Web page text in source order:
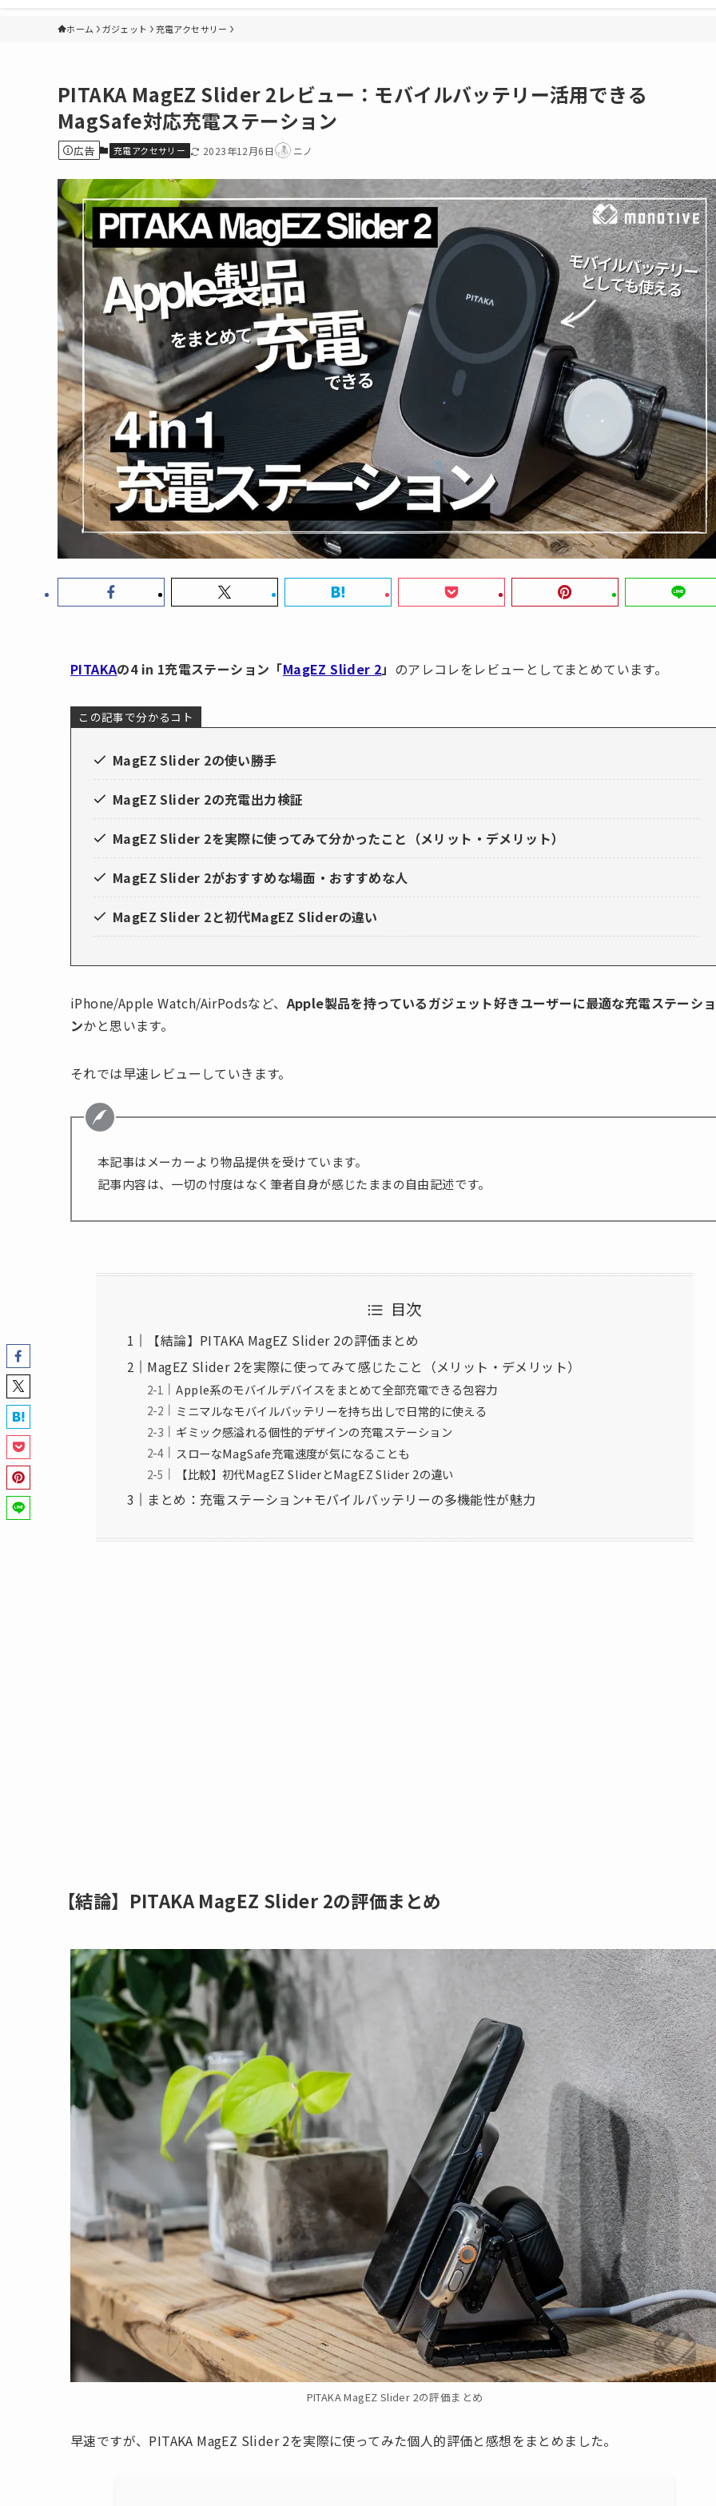
ホーム ガジェット 充電アクセサリー
PITAKA MagEZ Slider 2レビュー：モバイルバッテリー活用できる
MagSafe対応充電ステーション
広告 充電アクセサリー 2023年12月6日 ニノ
PITAKAの4 in 1充電ステーション「MagEZ Slider 2」 のアレコレをレビューとしてまとめています。
この記事で分かるコト
MagEZ Slider 2の使い勝手
MagEZ Slider 2の充電出力検証
MagEZ Slider 2を実際に使ってみて分かったこと（メリット・デメリット）
MagEZ Slider 2がおすすめな場面・おすすめな人
MagEZ Slider 2と初代MagEZ Sliderの違い
iPhone/Apple Watch/AirPodsなど、 Apple製品を持っているガジェット好きユーザーに最適な充電ステーショ
ンかと思います。
それでは早速レビューしていきます。
本記事はメーカーより物品提供を受けています。
記事内容は、一切の忖度はなく筆者自身が感じたままの自由記述です。
目次
【結論】PITAKA MagEZ Slider 2の評価まとめ
MagEZ Slider 2を実際に使ってみて感じたこと（メリット・デメリット）
Apple系のモバイルデバイスをまとめて全部充電できる包容力
ミニマルなモバイルバッテリーを持ち出しで日常的に使える
ギミック感溢れる個性的デザインの充電ステーション
スローなMagSafe充電速度が気になることも
【比較】初代MagEZ SliderとMagEZ Slider 2の違い
まとめ：充電ステーション+モバイルバッテリーの多機能性が魅力
【結論】PITAKA MagEZ Slider 2の評価まとめ
PITAKA MagEZ Slider 2の評価まとめ
早速ですが、PITAKA MagEZ Slider 2を実際に使ってみた個人的評価と感想をまとめました。